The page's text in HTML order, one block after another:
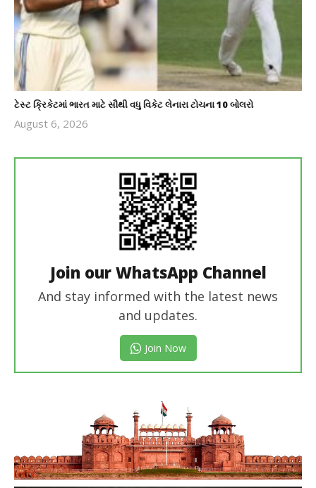
ટેસ્ટ ક્રિકેટમાં ભારત માટે સૌથી વધુ વિકેટ લેનારા ટોચના 10 બોલરો
August 6, 2026
Join our WhatsApp Channel
And stay informed with the latest news
and updates.
Join Now